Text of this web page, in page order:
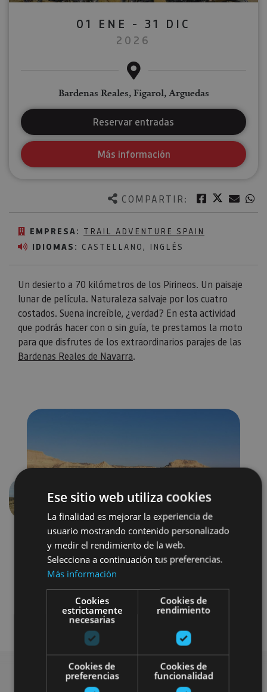
COMPARTIR: Facebook
Twitter
EMPRESA: TRAIL ADVENTURE SPAIN
IDIOMAS: CASTELLANO, INGLÉS
Un desierto a 70 kilómetros de los Pirineos. Un paisaje
lunar de película. Naturaleza salvaje por los cuatro
costados. Suena increíble, ¿verdad? En esta actividad
que podrás hacer con o sin guía, te prestamos la moto
para que disfrutes de los extraordinarios parajes de las
Bardenas Reales de Navarra.
01 ENE - 31 DIC
2026
Bardenas Reales, Figarol, Arguedas
Reservar entradas
Más información
Anterior
Otros
Ese sitio web utiliza cookies
La finalidad es mejorar la experiencia de
usuario mostrando contenido personalizado
y medir el rendimiento de la web.
Selecciona a continuación tus preferencias.
Más información
Cookies
estrictamente
necesarias
Cookies de
rendimiento
Cookies de
preferencias
Cookies de
funcionalidad